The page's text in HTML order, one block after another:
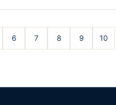
6 7 8 9 10